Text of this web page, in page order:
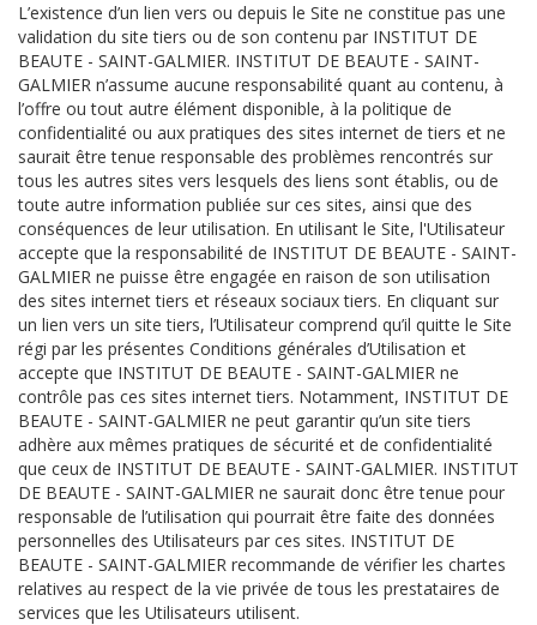
L’existence d’un lien vers ou depuis le Site ne constitue pas une
validation du site tiers ou de son contenu par INSTITUT DE
BEAUTE - SAINT-GALMIER. INSTITUT DE BEAUTE - SAINT-
GALMIER n’assume aucune responsabilité quant au contenu, à
l’offre ou tout autre élément disponible, à la politique de
confidentialité ou aux pratiques des sites internet de tiers et ne
saurait être tenue responsable des problèmes rencontrés sur
tous les autres sites vers lesquels des liens sont établis, ou de
toute autre information publiée sur ces sites, ainsi que des
conséquences de leur utilisation. En utilisant le Site, l'Utilisateur
accepte que la responsabilité de INSTITUT DE BEAUTE - SAINT-
GALMIER ne puisse être engagée en raison de son utilisation
des sites internet tiers et réseaux sociaux tiers. En cliquant sur
un lien vers un site tiers, l’Utilisateur comprend qu’il quitte le Site
régi par les présentes Conditions générales d’Utilisation et
accepte que INSTITUT DE BEAUTE - SAINT-GALMIER ne
contrôle pas ces sites internet tiers. Notamment, INSTITUT DE
BEAUTE - SAINT-GALMIER ne peut garantir qu’un site tiers
adhère aux mêmes pratiques de sécurité et de confidentialité
que ceux de INSTITUT DE BEAUTE - SAINT-GALMIER. INSTITUT
DE BEAUTE - SAINT-GALMIER ne saurait donc être tenue pour
responsable de l’utilisation qui pourrait être faite des données
personnelles des Utilisateurs par ces sites. INSTITUT DE
BEAUTE - SAINT-GALMIER recommande de vérifier les chartes
relatives au respect de la vie privée de tous les prestataires de
services que les Utilisateurs utilisent.